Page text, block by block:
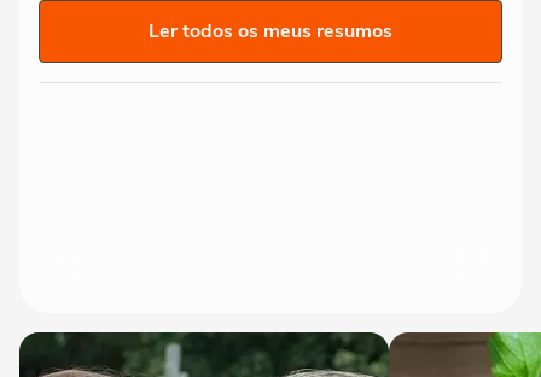
Ler todos os meus resumos